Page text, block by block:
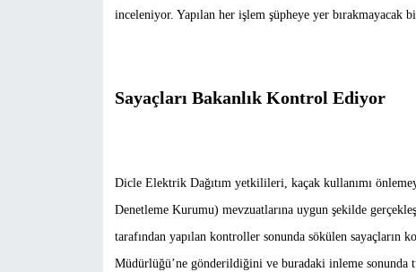
inceleniyor. Yapılan her işlem şüpheye yer bırakmayacak
Sayaçları Bakanlık Kontrol Ediyor
Dicle Elektrik Dağıtım yetkilileri, kaçak kullanımı
Denetleme Kurumu) mevzuatlarına uygun şekilde
tarafından yapılan kontroller sonunda sökülen
Müdürlüğü’ne gönderildiğini ve buradaki inleme sonunda